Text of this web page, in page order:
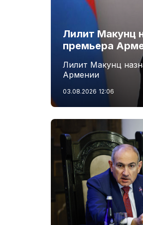
Лилит Макунц
премьера
Лилит Макунц
Армении
03.08.2026 12:06